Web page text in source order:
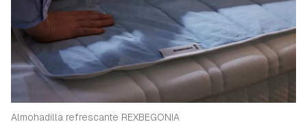
Almohadilla refrescante REXBEGONIA